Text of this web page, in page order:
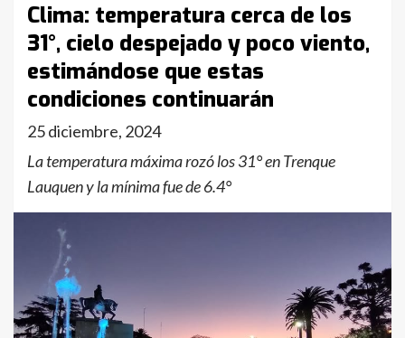
Clima: temperatura cerca de los
31°, cielo despejado y poco viento,
estimándose que estas
condiciones continuarán
25 diciembre, 2024
La temperatura máxima rozó los 31° en Trenque
Lauquen y la mínima fue de 6.4°